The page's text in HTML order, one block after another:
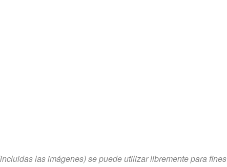
las imágenes) se puede utilizar libremente para fines